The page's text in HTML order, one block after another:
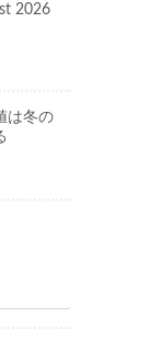
2026
は冬の